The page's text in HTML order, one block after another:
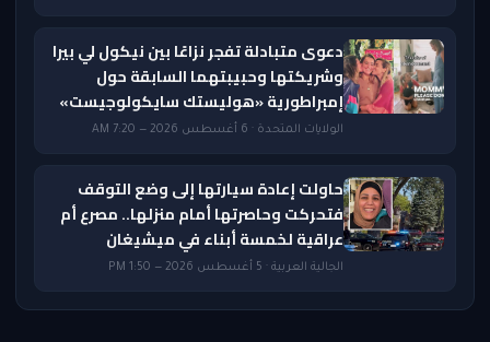
دعوى متبادلة تفجر نزاعًا بين نيكول لي بيرا
وشريكتها وحبيبتهما السابقة حول
إمبراطورية «هوليستك سايكولوجيست»
الولايات المتحدة · 6 أغسطس 2026 — 7:20 AM
حاولت إعادة سيارتها إلى وضع التوقف
فتحركت وحاصرتها أمام منزلها.. مصرع أم
عراقية لخمسة أبناء في ميشيغان
الجالية العربية · 5 أغسطس 2026 — 1:50 PM